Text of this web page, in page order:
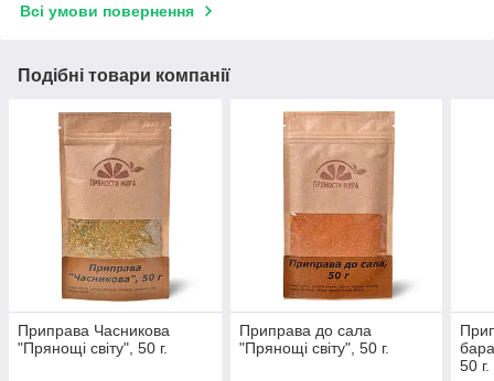
Всі умови повернення
Подібні товари компанії
Приправа Часникова
"Прянощі світу", 50 г.
Приправа до сала
"Прянощі світу", 50 г.
50 г.